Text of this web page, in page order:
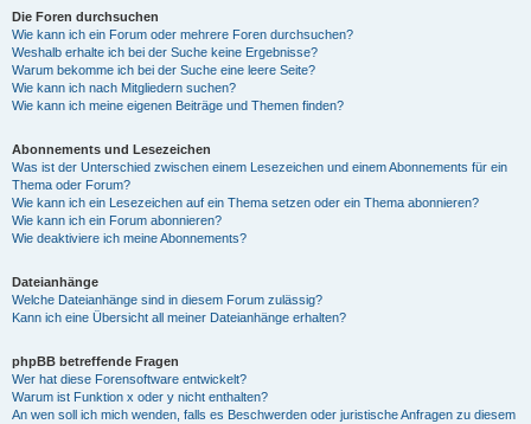
Die Foren durchsuchen
Wie kann ich ein Forum oder mehrere Foren durchsuchen?
Weshalb erhalte ich bei der Suche keine Ergebnisse?
Warum bekomme ich bei der Suche eine leere Seite?
Wie kann ich nach Mitgliedern suchen?
Wie kann ich meine eigenen Beiträge und Themen finden?
Abonnements und Lesezeichen
Was ist der Unterschied zwischen einem Lesezeichen und einem Abonnements für ein
Thema oder Forum?
Wie kann ich ein Lesezeichen auf ein Thema setzen oder ein Thema abonnieren?
Wie kann ich ein Forum abonnieren?
Wie deaktiviere ich meine Abonnements?
Dateianhänge
Welche Dateianhänge sind in diesem Forum zulässig?
Kann ich eine Übersicht all meiner Dateianhänge erhalten?
phpBB betreffende Fragen
Wer hat diese Forensoftware entwickelt?
Warum ist Funktion x oder y nicht enthalten?
An wen soll ich mich wenden, falls es Beschwerden oder juristische Anfragen zu diesem